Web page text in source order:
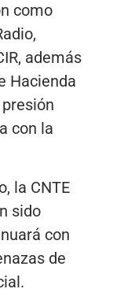
como
además
Hacienda
con la
la CNTE
sido
con
de